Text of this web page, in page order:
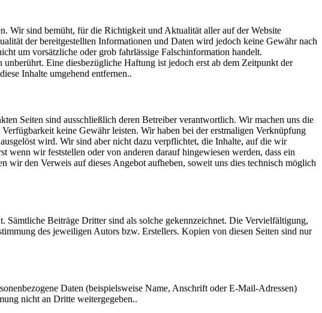
Wir sind bemüht, für die Richtigkeit und Aktualität aller auf der Website
der bereitgestellten Informationen und Daten wird jedoch keine Gewähr nach
um vorsätzliche oder grob fahrlässige Falschinformation handelt.
Eine diesbezügliche Haftung ist jedoch erst ab dem Zeitpunkt der
Inhalte umgehend entfernen..
Seiten sind ausschließlich deren Betreiber verantwortlich. Wir machen uns die
keine Gewähr leisten. Wir haben bei der erstmaligen Verknüpfung
wird. Wir sind aber nicht dazu verpflichtet, die Inhalte, auf die wir
wenn wir feststellen oder von anderen darauf hingewiesen werden, dass ein
den Verweis auf dieses Angebot aufheben, soweit uns dies technisch möglich
Sämtliche Beiträge Dritter sind als solche gekennzeichnet. Die Vervielfältigung,
des jeweiligen Autors bzw. Erstellers. Kopien von diesen Seiten sind nur
Daten (beispielsweise Name, Anschrift oder E-Mail-Adressen)
nicht an Dritte weitergegeben..